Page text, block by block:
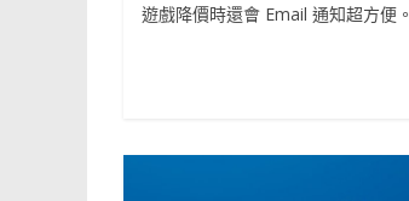
遊戲降價時還會 Email 通知超方便。